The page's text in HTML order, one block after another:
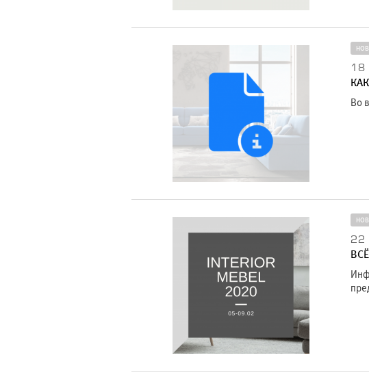
Во
22